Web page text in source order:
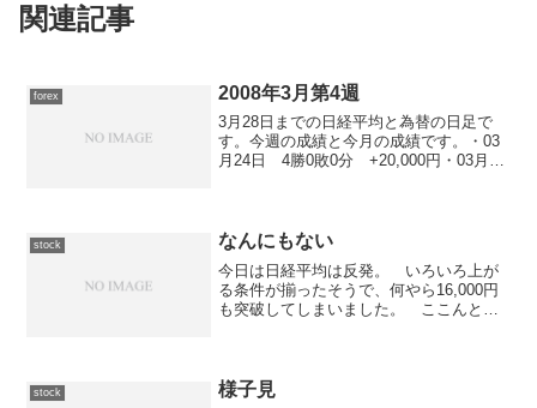
関連記事
forex 2008年3月第4週
3月28日までの日経平均と為替の日足で
す。今週の成績と今月の成績です。・03
月24日 4勝0敗0分 +20,000円・03月25
stock なんにもない
今日は日経平均は反発。 いろいろ上が
る条件が揃ったそうで、何やら16,000円
も突破してしまいました。 ここんとこ
ックス証券の現物取...
stock 様子見